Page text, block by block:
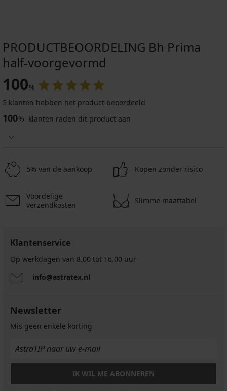
PRODUCTBEOORDELING Bh Prima
half-voorgevormd
100%
5 klanten hebben het product beoordeeld
100% klanten raden dit product aan
5% van de aankoop Kopen zonder risico
Voordelige
verzendkosten
Slimme maattabel
Klantenservice
Op werkdagen van 8.00 tot 16.00 uur
info@astratex.nl
Newsletter
Mis geen enkele korting
IK WIL ME ABONNEREN